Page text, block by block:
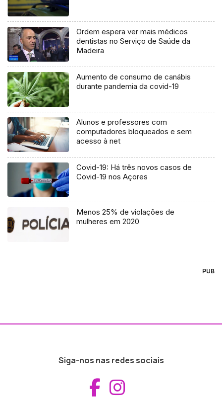
Ordem espera ver mais médicos
dentistas no Serviço de Saúde da
Madeira
Aumento de consumo de canábis
durante pandemia da covid-19
Alunos e professores com
computadores bloqueados e sem
acesso à net
Covid-19: Há três novos casos de
Covid-19 nos Açores
Menos 25% de violações de
mulheres em 2020
PUB
Siga-nos nas redes sociais
Aceder ao